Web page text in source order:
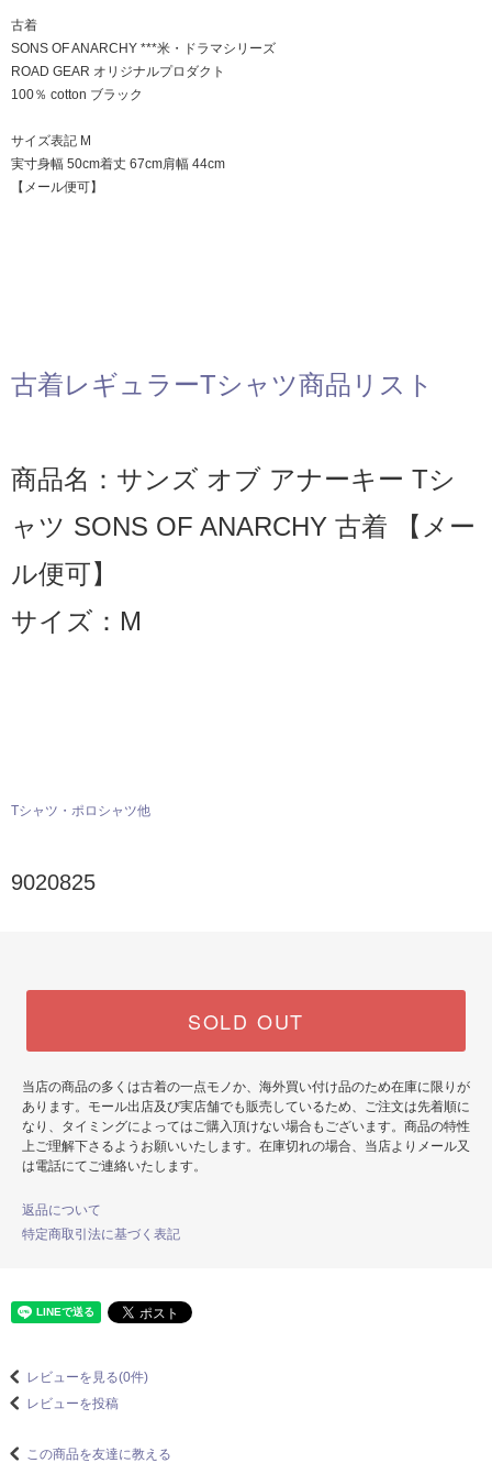
古着
SONS OF ANARCHY ***米・ドラマシリーズ
ROAD GEAR オリジナルプロダクト
100％ cotton ブラック
サイズ表記 M
実寸身幅 50cm着丈 67cm肩幅 44cm
【メール便可】
古着レギュラーTシャツ商品リスト
商品名：サンズ オブ アナーキー Tシ
ャツ SONS OF ANARCHY 古着 【メー
ル便可】
サイズ：M
Tシャツ・ポロシャツ他
9020825
SOLD OUT
当店の商品の多くは古着の一点モノか、海外買い付け品のため在庫に限りが
あります。モール出店及び実店舗でも販売しているため、ご注文は先着順に
なり、タイミングによってはご購入頂けない場合もございます。商品の特性
上ご理解下さるようお願いいたします。在庫切れの場合、当店よりメール又
は電話にてご連絡いたします。
返品について
特定商取引法に基づく表記
レビューを見る(0件)
レビューを投稿
この商品を友達に教える